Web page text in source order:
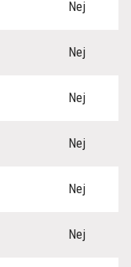
Nej
Nej
Nej
Nej
Nej
Nej